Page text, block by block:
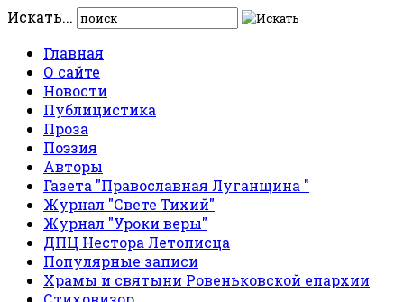
Искать...
Главная
О сайте
Новости
Публицистика
Проза
Поэзия
Авторы
Газета "Православная Луганщина "
Журнал "Свете Тихий"
Журнал "Уроки веры"
ДПЦ Нестора Летописца
Популярные записи
Храмы и святыни Ровеньковской епархии